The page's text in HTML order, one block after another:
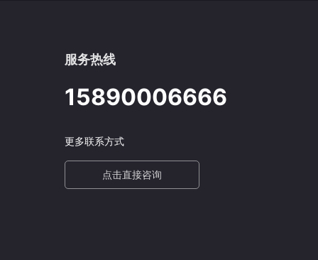
服务热线
15890006666
更多联系方式
点击直接咨询